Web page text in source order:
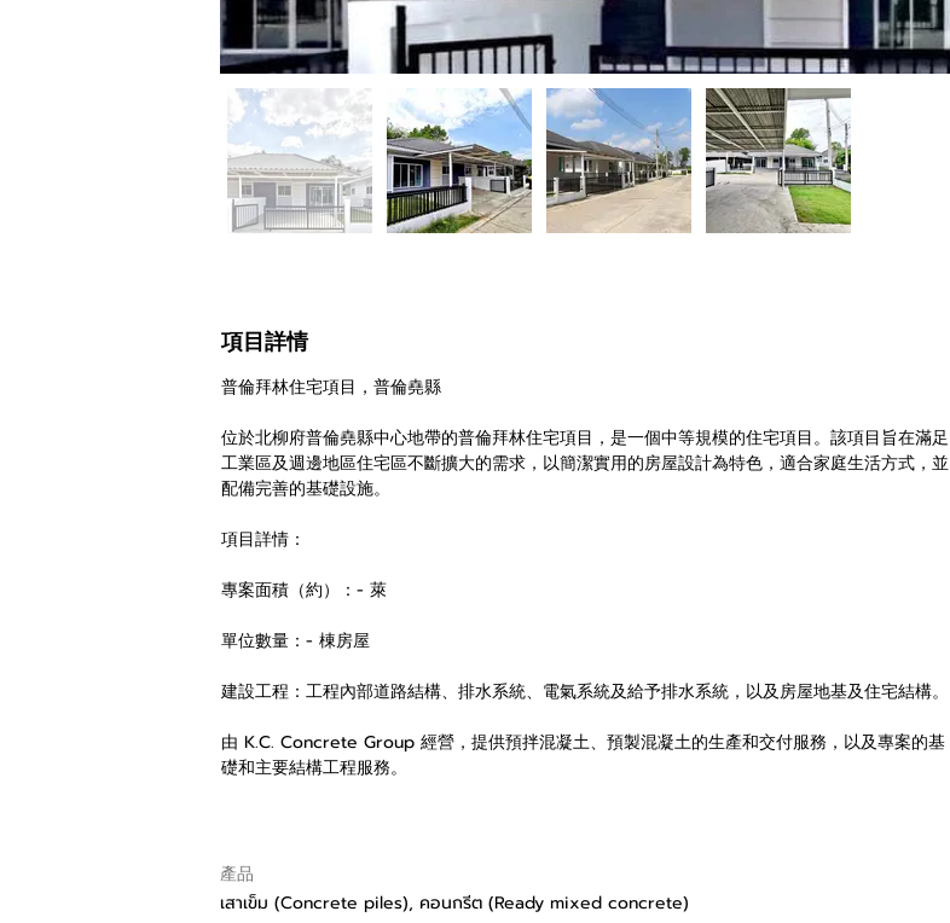
項目詳情
普倫拜林住宅項目，普倫堯縣
位於北柳府普倫堯縣中心地帶的普倫拜林住宅項目，是一個中等規模的住宅項目。該項目旨在滿足
工業區及週邊地區住宅區不斷擴大的需求，以簡潔實用的房屋設計為特色，適合家庭生活方式，並
配備完善的基礎設施。
項目詳情：
專案面積（約）：- 萊
單位數量：- 棟房屋
建設工程：工程內部道路結構、排水系統、電氣系統及給予排水系統，以及房屋地基及住宅結構。
由 K.C. Concrete Group 經營，提供預拌混凝土、預製混凝土的生產和交付服務，以及專案的基
礎和主要結構工程服務。
產品
เสาเข็ม (Concrete piles), คอนกรีต (Ready mixed concrete)